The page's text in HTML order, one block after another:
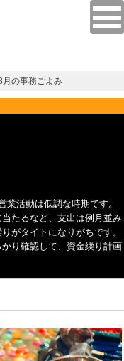
月の事務ごよみ
活動は低調な時期です。
たるなど、支出は例月並み
がタイトになりがちです。
り確認して、資金繰り計画